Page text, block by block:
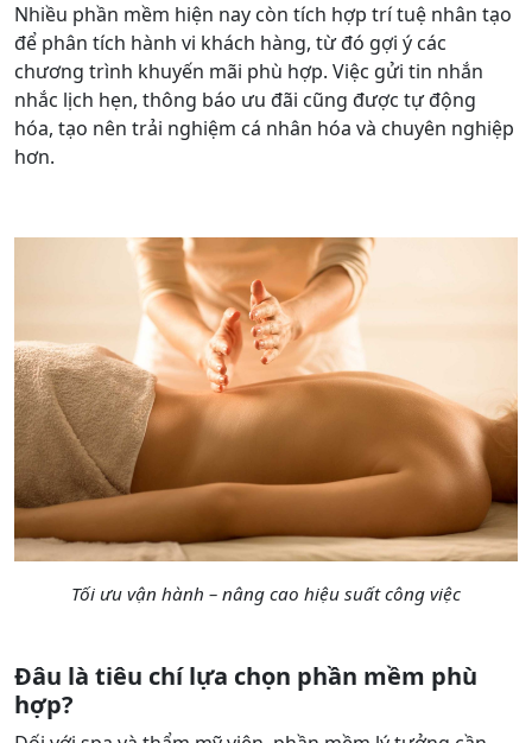
Nhiều phần mềm hiện nay còn tích hợp trí tuệ nhân tạo
để phân tích hành vi khách hàng, từ đó gợi ý các
chương trình khuyến mãi phù hợp. Việc gửi tin nhắn
nhắc lịch hẹn, thông báo ưu đãi cũng được tự động
hóa, tạo nên trải nghiệm cá nhân hóa và chuyên nghiệp
hơn.
Tối ưu vận hành – nâng cao hiệu suất công việc
Đâu là tiêu chí lựa chọn phần mềm phù
hợp?